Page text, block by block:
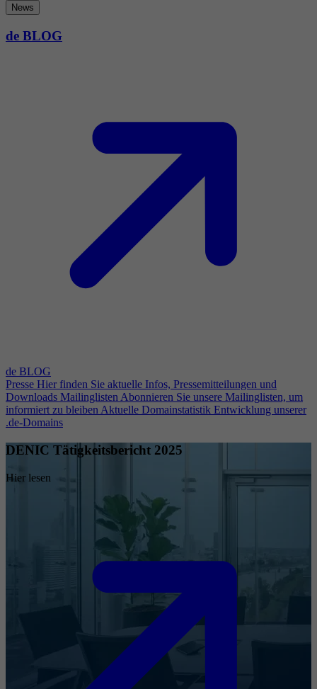
News
de BLOG
de BLOG
Presse Hier finden Sie aktuelle Infos, Pressemitteilungen und
Downloads Mailinglisten Abonnieren Sie unsere Mailinglisten, um
informiert zu bleiben Aktuelle Domainstatistik Entwicklung unserer
.de-Domains
DENIC Tätigkeitsbericht 2025
Hier lesen